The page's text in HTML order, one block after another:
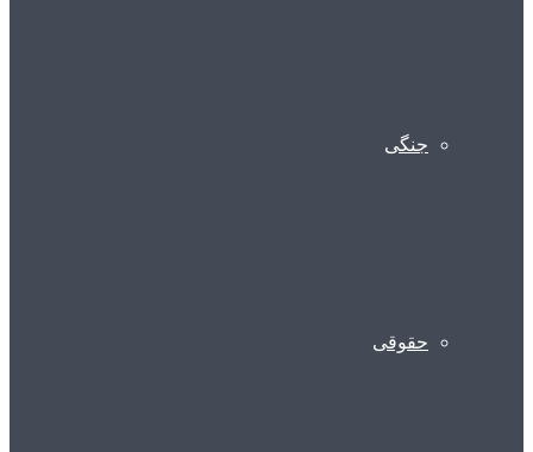
جنگی
حقوقی